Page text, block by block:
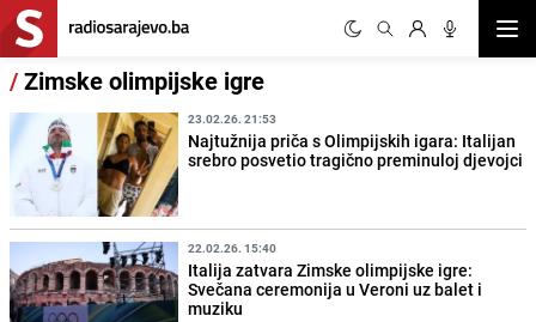
/Zimske olimpijske igre
23.02.26. 21:53
Najtužnija priča s Olimpijskih igara: Italijan
srebro posvetio tragično preminuloj djevojci
22.02.26. 15:40
Italija zatvara Zimske olimpijske igre:
Svečana ceremonija u Veroni uz balet i
muziku